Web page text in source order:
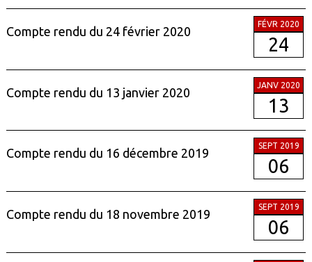
Compte rendu du 24 février 2020
FÉVR 2020
24
Compte rendu du 13 janvier 2020
JANV 2020
13
Compte rendu du 16 décembre 2019
SEPT 2019
06
Compte rendu du 18 novembre 2019
SEPT 2019
06